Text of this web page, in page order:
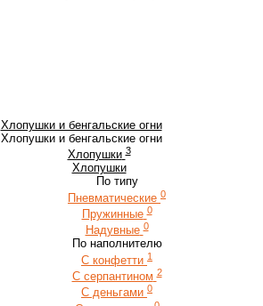
Хлопушки и бенгальские огни
Хлопушки и бенгальские огни
Хлопушки 3
Хлопушки
По типу
Пневматические 0
Пружинные 0
Надувные 0
По наполнителю
С конфетти 1
С серпантином 2
С деньгами 0